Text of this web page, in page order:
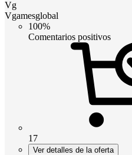
Vg
Vgamesglobal
100%
Comentarios positivos
17
Ver detalles de la oferta